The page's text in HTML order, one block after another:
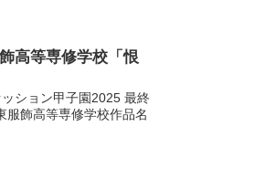
高等専修学校「恨
ション甲子園2025 最終
服飾高等専修学校作品名